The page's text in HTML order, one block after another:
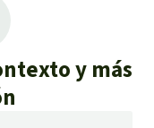
y más